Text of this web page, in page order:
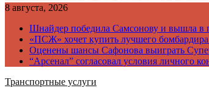
8 августа, 2026
Шнайдер победила Самсонову и вышла в
«ПСЖ» хочет купить лучшего
Оценены шансы Сафонова выиграть
“Арсенал” согласовал условия личного
Транспортные услуги